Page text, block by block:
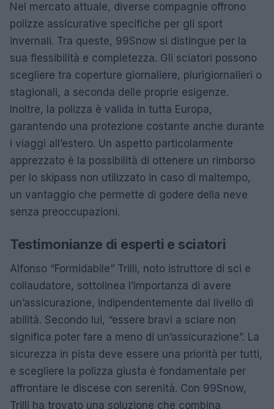
Nel mercato attuale, diverse compagnie offrono
polizze assicurative specifiche per gli sport
invernali. Tra queste, 99Snow si distingue per la
sua flessibilità e completezza. Gli sciatori possono
scegliere tra coperture giornaliere, plurigiornalieri o
stagionali, a seconda delle proprie esigenze.
Inoltre, la polizza è valida in tutta Europa,
garantendo una protezione costante anche durante
i viaggi all’estero. Un aspetto particolarmente
apprezzato è la possibilità di ottenere un rimborso
per lo skipass non utilizzato in caso di maltempo,
un vantaggio che permette di godere della neve
senza preoccupazioni.
Testimonianze di esperti e sciatori
Alfonso “Formidabile” Trilli, noto istruttore di sci e
collaudatore, sottolinea l’importanza di avere
un’assicurazione, indipendentemente dal livello di
abilità. Secondo lui, “essere bravi a sciare non
significa poter fare a meno di un’assicurazione”. La
sicurezza in pista deve essere una priorità per tutti,
e scegliere la polizza giusta è fondamentale per
affrontare le discese con serenità. Con 99Snow,
Trilli ha trovato una soluzione che combina